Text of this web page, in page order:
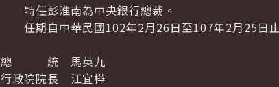
特任彭淮南為中央銀行總裁。
任期自中華民國102年2月26日至107年2月25日
總 統 馬英九
行政院院長 江宜樺